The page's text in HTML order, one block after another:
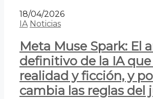
18/04/2026
IA Noticias
Meta Muse Spark: El
definitivo de la IA
realidad y ficción, y
cambia las reglas del